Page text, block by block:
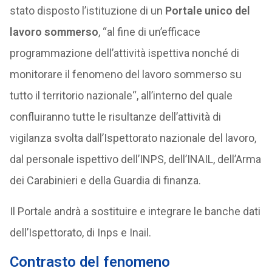
stato disposto l’istituzione di un Portale unico del
lavoro sommerso, “al fine di un’efficace
programmazione dell’attività ispettiva nonché di
monitorare il fenomeno del lavoro sommerso su
tutto il territorio nazionale“, all’interno del quale
confluiranno tutte le risultanze dell’attività di
vigilanza svolta dall’Ispettorato nazionale del lavoro,
dal personale ispettivo dell’INPS, dell’INAIL, dell’Arma
dei Carabinieri e della Guardia di finanza.
Il Portale andrà a sostituire e integrare le banche dati
dell’Ispettorato, di Inps e Inail.
Contrasto del fenomeno